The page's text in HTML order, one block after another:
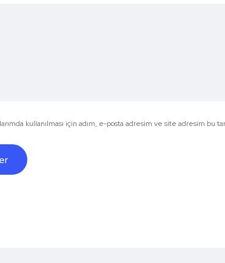
kullanılması için adım, e-posta adresim ve site adresim bu